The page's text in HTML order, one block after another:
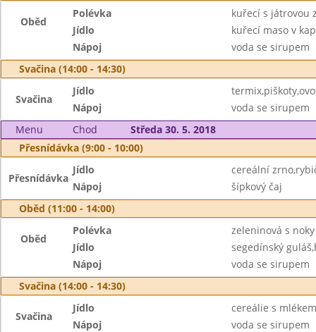
Oběd
Polévka
kuřecí s játrovou
Jídlo
kuřecí maso v
Nápoj
voda se sirupem
Svačina (14:00 - 14:30)
Svačina
Jídlo
Nápoj
voda se sirupem
Menu
Chod
Středa 30. 5. 2018
Přesnídávka (9:00 - 10:00)
Přesnídávka
Jídlo
cereální
Nápoj
šípkový čaj
Oběd (11:00 - 14:00)
Oběd
Polévka
zeleninová s noky
Jídlo
segedínský
Nápoj
voda se sirupem
Svačina (14:00 - 14:30)
Svačina
Jídlo
cereálie s mlékem
Nápoj
voda se sirupem